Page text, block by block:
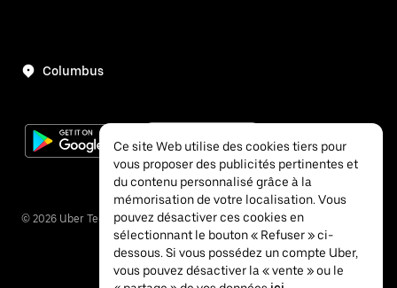
Columbus
© 2026 Uber Technologies Inc.
Ce site Web utilise des cookies tiers pour
vous proposer des publicités pertinentes et
du contenu personnalisé grâce à la
mémorisation de votre localisation. Vous
pouvez désactiver ces cookies en
sélectionnant le bouton « Refuser » ci-
dessous. Si vous possédez un compte Uber,
vous pouvez désactiver la « vente » ou le